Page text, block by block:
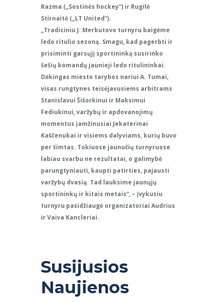
Razma („Sostinės hockey“) ir Rugilė
Stirnaitė („LT United“).
„Tradiciniu J. Merkutovo turnyru baigėme
ledo ritulio sezoną. Smagu, kad pagerbti ir
prisiminti garsųjį sportininką susirinko
šešių komandų jaunieji ledo ritulininkai.
Dėkingas miesto tarybos nariui A. Tumai,
visas rungtynes teisėjavusiems arbitrams
Stanislavui Šišorkinui ir Maksimui
Fediukinui, varžybų ir apdovanojimų
momentus įamžinusiai Jekaterinai
Kaščenukai ir visiems dalyviams, kurių buvo
per šimtas. Tokiuose jaunučių turnyruose
labiau svarbu ne rezultatai, o galimybė
parungtyniauti, kaupti patirties, pajausti
varžybų dvasią. Tad lauksime jaunųjų
sportininkų ir kitais metais“, – įvykusiu
turnyru pasidžiaugė organizatoriai Audrius
ir Vaiva Kancleriai.
Susijusios
Naujienos